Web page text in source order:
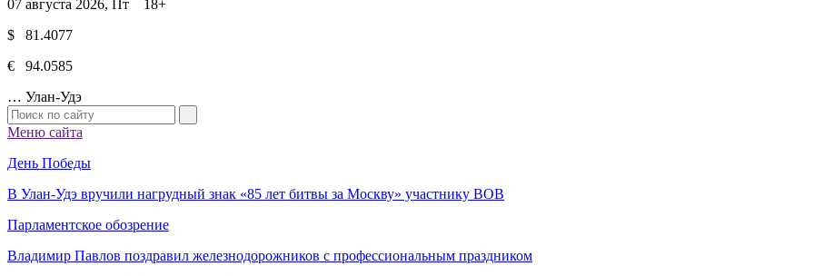
07 августа 2026, Пт 18+
$ 81.4077
€ 94.0585
… Улан-Удэ
Меню сайта
День Победы
В Улан-Удэ вручили нагрудный знак «85 лет битвы за Москву» участнику ВОВ
Парламентское обозрение
Владимир Павлов поздравил железнодорожников с профессиональным праздником